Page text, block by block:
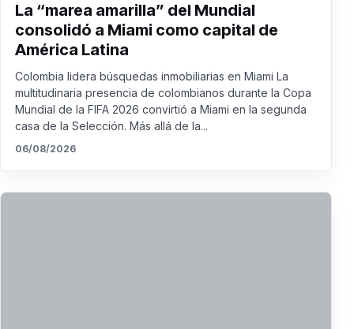
La “marea amarilla” del Mundial
consolidó a Miami como capital de
América Latina
Colombia lidera búsquedas inmobiliarias en Miami La
multitudinaria presencia de colombianos durante la Copa
Mundial de la FIFA 2026 convirtió a Miami en la segunda
casa de la Selección. Más allá de la...
06/08/2026